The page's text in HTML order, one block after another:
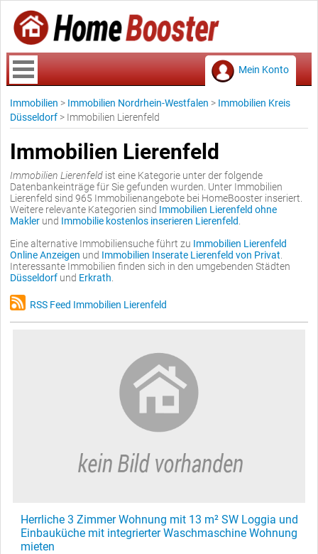
Mein Konto
Immobilien > Immobilien Nordrhein-Westfalen > Immobilien Kreis
Düsseldorf > Immobilien Lierenfeld
Immobilien Lierenfeld
Immobilien Lierenfeld ist eine Kategorie unter der folgende
Datenbankeinträge für Sie gefunden wurden. Unter Immobilien
Lierenfeld sind 965 Immobilienangebote bei HomeBooster inseriert.
Weitere relevante Kategorien sind Immobilien Lierenfeld ohne
Makler und Immobilie kostenlos inserieren Lierenfeld
Eine alternative Immobiliensuche führt zu Immobilien Lierenfeld
Online Anzeigen und Immobilien Inserate Lierenfeld von Privat
Interessante Immobilien finden sich in den umgebenden Städten
Düsseldorf und Erkrath
RSS Feed Immobilien Lierenfeld
Herrliche 3 Zimmer Wohnung mit 13 m² SW Loggia und
Einbauküche mit integrierter Waschmaschine Wohnung
mieten